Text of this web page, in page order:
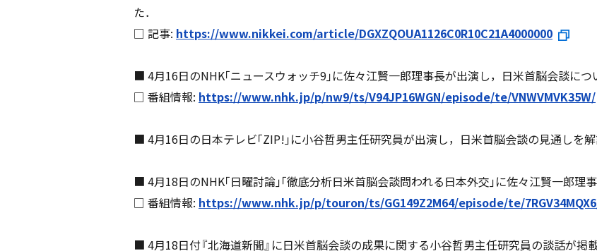
た．
□ 記事: https://www.nikkei.com/article/DGXZQOUA1126C0R10C21A4000000
■ 4月16日のNHK｢ニュースウォッチ9｣に佐々江賢一郎理事長が出演し，日米首脳会談につ
□ 番組情報: https://www.nhk.jp/p/nw9/ts/V94JP16WGN/episode/te/VNWVMVK35W/
■ 4月16日の日本テレビ｢ZIP!｣に小谷哲男主任研究員が出演し，日米首脳会談の見通しを解
■ 4月18日のNHK｢日曜討論｣｢徹底分析日米首脳会談問われる日本外交｣に佐々江賢一郎理事
□ 番組情報: https://www.nhk.jp/p/touron/ts/GG149Z2M64/episode/te/
■ 4月18日付『北海道新聞』に日米首脳会談の成果に関する小谷哲男主任研究員の談話が掲